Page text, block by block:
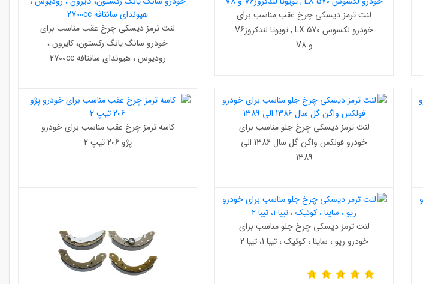
لنت ترمز دیسکی چرخ عقب مناسب برای
خودرو لکسوس LX 570 , تویوتا لندکروزV6
و V8
لنت ترمز دیسکی چرخ عقب مناسب برای
خودرو سانگ یانگ رکستون، کایرون ،
رودیوس ، هیوندای سانتافه 2700cc
لنت ترمز دیسکی چرخ جلو مناسب برای
خودرو فولکس واگن گل سال 1386 الی
1389
کاسه ترمز چرخ عقب مناسب برای خودرو
پژو 206 تیپ 2
لنت ترمز دیسکی چرخ جلو مناسب برای
خودرو ریو ، ساینا ، کوئیک ، تیبا 1، تیبا 2